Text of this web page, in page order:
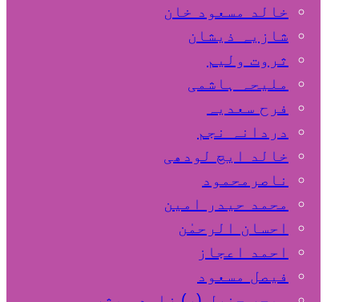
خالد مسعود خان
شازیہ ذیشان
ثروت ولیم
ملیحہ ہاشمی
فرح سعدیہ
دردانہ نجم
خالد ایچ لودھی
ناصرمحمود
محمد حیدر امین
احسان الرحمٰن
احمد اعجاز
فیصل مسعود